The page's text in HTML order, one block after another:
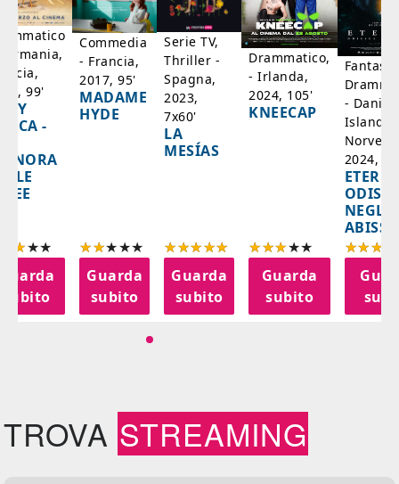
99'
-
subito
Commedia
- Francia,
2017, 95'
MADAME
HYDE
Guarda
subito
Serie TV,
Thriller -
Spagna,
2023,
7x60'
LA
MESÍAS
Guarda
subito
Drammatico,
- Irlanda,
2024, 105'
KNEECAP
Guarda
subito
-
Islanda,
2024,
NEGLI
ABISSI
TROVA STREAMING